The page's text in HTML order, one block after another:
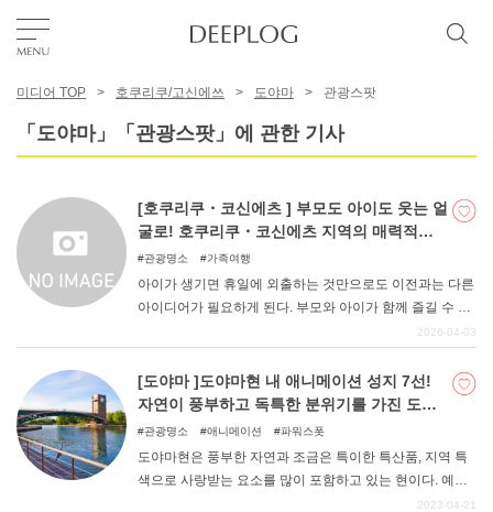
에리어
한국어
USD
미디어 TOP 호쿠리쿠/고신에쓰 도야마 관광스팟
「도야마」「관광스팟」에 관한 기사
[호쿠리쿠・코신에츠 ] 부모도 아이도 웃는 얼
굴로! 호쿠리쿠・코신에츠 지역의 매력적인
나들이 명소 6선
관광명소 가족여행
아이가 생기면 휴일에 외출하는 것만으로도 이전과는 다른
아이디어가 필요하게 된다. 부모와 아이가 함께 즐길 수 있
는 곳을 잘 선택하지 못하면 "부모만 즐겁고 아이는 왠지 지
수 있는 장소가 아니라면, 소중한 휴일이 피로감과 함께 끝
나버릴 수도 있다. 그런 일이 없도록 이번에는 부모와 아이
가 함께 즐길 수 있는 나들이 장소 6곳을 선정해 보았다.
2026-04-03
[도야마 ]도야마현 내 애니메이션 성지 7선!
자연이 풍부하고 독특한 분위기를 가진 도야
마현은 다양한 작품에 등장!
관광명소 애니메이션 파워스폿
도야마현은 풍부한 자연과 조금은 특이한 특산품, 지역 특
색으로 사랑받는 요소를 많이 포함하고 있는 현이다. 예를
들어, 성지는 아니기 때문에 본문에서는 생략했지만, 한때
2023-04-21